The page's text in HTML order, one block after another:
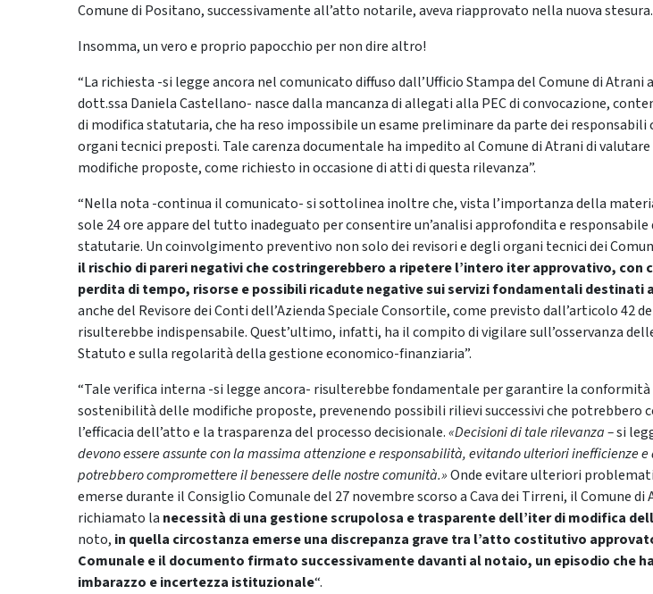
Comune di Positano, successivamente all’atto notarile, aveva riapprovato nella nuova stesura.
Insomma, un vero e proprio papocchio per non dire altro!
“La richiesta -si legge ancora nel comunicato diffuso dall’Ufficio Stampa del Comune di Atrani
dott.ssa Daniela Castellano- nasce dalla mancanza di allegati alla PEC di convocazione,
di modifica statutaria, che ha reso impossibile un esame preliminare da parte dei responsabili
organi tecnici preposti. Tale carenza documentale ha impedito al Comune di Atrani di
modifiche proposte, come richiesto in occasione di atti di questa rilevanza”.
“Nella nota -continua il comunicato- si sottolinea inoltre che, vista l’importanza della
sole 24 ore appare del tutto inadeguato per consentire un’analisi approfondita e
statutarie. Un coinvolgimento preventivo non solo dei revisori e degli organi tecnici dei
il rischio di pareri negativi che costringerebbero a ripetere l’intero iter approvativo, con
perdita di tempo, risorse e possibili ricadute negative sui servizi fondamentali destinati
anche del Revisore dei Conti dell’Azienda Speciale Consortile, come previsto dall’articolo 42
risulterebbe indispensabile. Quest’ultimo, infatti, ha il compito di vigilare sull’osservanza
Statuto e sulla regolarità della gestione economico-finanziaria”.
“Tale verifica interna -si legge ancora- risulterebbe fondamentale per garantire la
sostenibilità delle modifiche proposte, prevenendo possibili rilievi successivi che potrebbero
l’efficacia dell’atto e la trasparenza del processo decisionale.«Decisioni di tale rilevanza –si
devono essere assunte con la massima attenzione e responsabilità, evitando ulteriori inefficienze e
potrebbero compromettere il benessere delle nostre comunità.»Onde evitare ulteriori
emerse durante il Consiglio Comunale del 27 novembre scorso a Cava dei Tirreni, il Comune di
richiamato la necessità di una gestione scrupolosa e trasparente dell’iter di modifica
noto, in quella circostanza emerse una discrepanza grave tra l’atto costitutivo
Comunale e il documento firmato successivamente davanti al notaio, un episodio che
imbarazzo e incertezza istituzionale“.